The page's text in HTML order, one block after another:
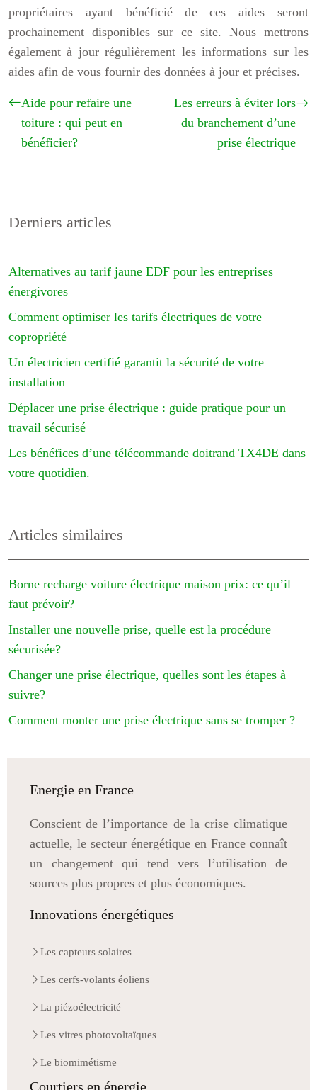
propriétaires ayant bénéficié de ces aides seront
prochainement disponibles sur ce site. Nous mettrons
également à jour régulièrement les informations sur les
aides afin de vous fournir des données à jour et précises.
Aide pour refaire une
toiture : qui peut en
bénéficier?
Les erreurs à éviter lors
du branchement d’une
prise électrique
Derniers articles
Alternatives au tarif jaune EDF pour les entreprises
énergivores
Comment optimiser les tarifs électriques de votre
copropriété
Un électricien certifié garantit la sécurité de votre
installation
Déplacer une prise électrique : guide pratique pour un
travail sécurisé
Les bénéfices d’une télécommande doitrand TX4DE dans
votre quotidien.
Articles similaires
Borne recharge voiture électrique maison prix: ce qu’il
faut prévoir?
Installer une nouvelle prise, quelle est la procédure
sécurisée?
Changer une prise électrique, quelles sont les étapes à
suivre?
Comment monter une prise électrique sans se tromper ?
Energie en France
Conscient de l’importance de la crise climatique
actuelle, le secteur énergétique en France connaît
un changement qui tend vers l’utilisation de
sources plus propres et plus économiques.
Innovations énergétiques
Les capteurs solaires
Les cerfs-volants éoliens
La piézoélectricité
Les vitres photovoltaïques
Le biomimétisme
Courtiers en énergie